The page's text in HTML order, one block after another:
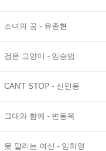
소녀의 꿈 - 유종현
검은 고양이 - 임승범
CAN'T STOP - 신민용
그대와 함께 - 변동욱
못 말리는 여신 - 임하영